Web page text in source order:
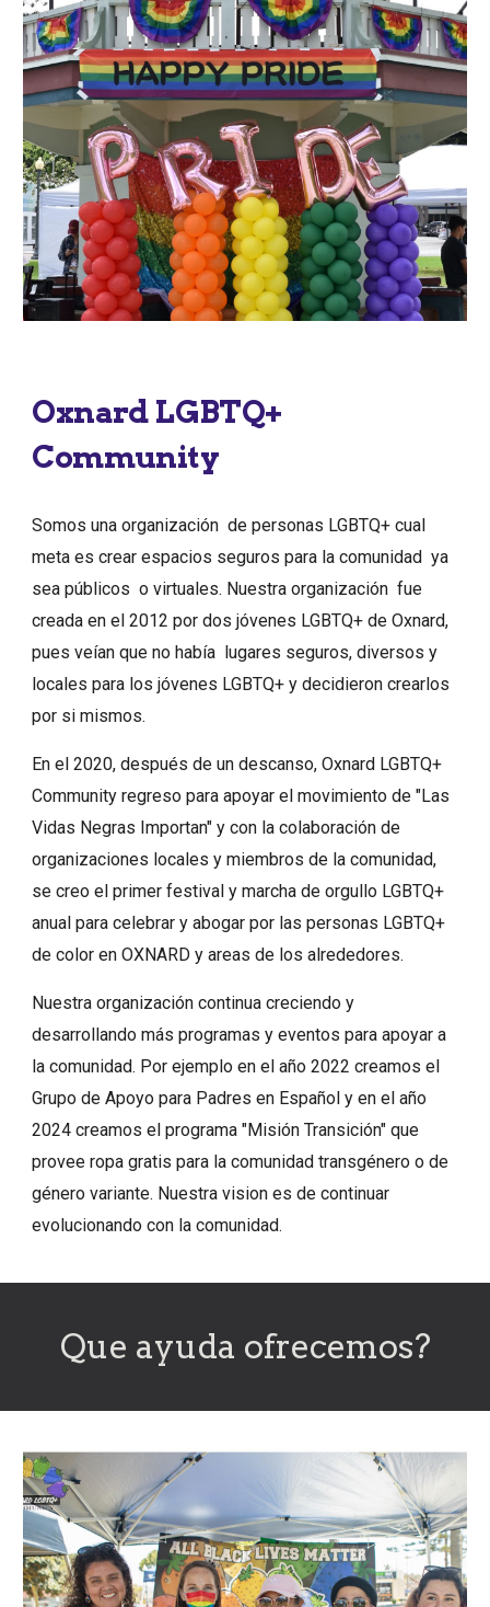
Oxnard LGBTQ+
Community
Somos una organización de personas LGBTQ+ cual
meta es crear espacios seguros para la comunidad ya
sea públicos o virtuales. Nuestra organización fue
creada en el 2012 por dos jóvenes LGBTQ+ de Oxnard,
pues veían que no había lugares seguros, diversos y
locales para los jóvenes LGBTQ+ y decidieron crearlos
por si mismos.
En el 2020, después de un descanso, Oxnard LGBTQ+
Community regreso para apoyar el movimiento de "Las
Vidas Negras Importan" y con la colaboración de
organizaciones locales y miembros de la comunidad,
se creo el primer festival y marcha de orgullo LGBTQ+
anual para celebrar y abogar por las personas LGBTQ+
de color en OXNARD y areas de los alrededores.
Nuestra organización continua creciendo y
desarrollando más programas y eventos para apoyar a
la comunidad. Por ejemplo en el año 2022 creamos el
Grupo de Apoyo para Padres en Español y en el año
2024 creamos el programa "Misión Transición" que
provee ropa gratis para la comunidad transgénero o de
género variante. Nuestra vision es de continuar
evolucionando con la comunidad.
Que ayuda ofrecemos?